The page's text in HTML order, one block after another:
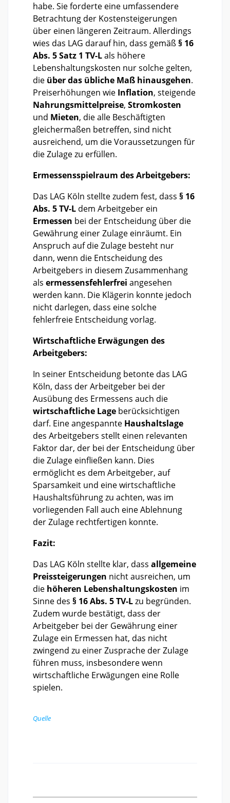
habe. Sie forderte eine umfassendere
Betrachtung der Kostensteigerungen
über einen längeren Zeitraum. Allerdings
wies das LAG darauf hin, dass gemäß§ 16
Abs. 5 Satz 1 TV-Lals höhere
Lebenshaltungskosten nur solche gelten,
die über das übliche Maß hinausgehen.
Preiserhöhungen wie Inflation, steigende
Nahrungsmittelpreise, Stromkosten
und Mieten, die alle Beschäftigten
gleichermaßen betreffen, sind nicht
ausreichend, um die Voraussetzungen für
die Zulage zu erfüllen.
Ermessensspielraum des Arbeitgebers:
Das LAG Köln stellte zudem fest, dass § 16
Abs. 5 TV-L dem Arbeitgeber ein
Ermessen bei der Entscheidung über die
Gewährung einer Zulage einräumt. Ein
Anspruch auf die Zulage besteht nur
dann, wenn die Entscheidung des
Arbeitgebers in diesem Zusammenhang
als ermessensfehlerfrei angesehen
werden kann. Die Klägerin konnte jedoch
nicht darlegen, dass eine solche
fehlerfreie Entscheidung vorlag.
Wirtschaftliche Erwägungen des
Arbeitgebers:
In seiner Entscheidung betonte das LAG
Köln, dass der Arbeitgeber bei der
Ausübung des Ermessens auch die
wirtschaftliche Lage berücksichtigen
darf. Eine angespannte Haushaltslage
des Arbeitgebers stellt einen relevanten
Faktor dar, der bei der Entscheidung über
die Zulage einfließen kann. Dies
ermöglicht es dem Arbeitgeber, auf
Sparsamkeit und eine wirtschaftliche
Haushaltsführung zu achten, was im
vorliegenden Fall auch eine Ablehnung
der Zulage rechtfertigen konnte.
Fazit:
Das LAG Köln stellte klar, dass allgemeine
Preissteigerungen nicht ausreichen, um
die höheren Lebenshaltungskosten im
Sinne des § 16 Abs. 5 TV-Lzu begründen.
Zudem wurde bestätigt, dass der
Arbeitgeber bei der Gewährung einer
Zulage ein Ermessen hat, das nicht
zwingend zu einer Zusprache der Zulage
führen muss, insbesondere wenn
wirtschaftliche Erwägungen eine Rolle
spielen.
Quelle